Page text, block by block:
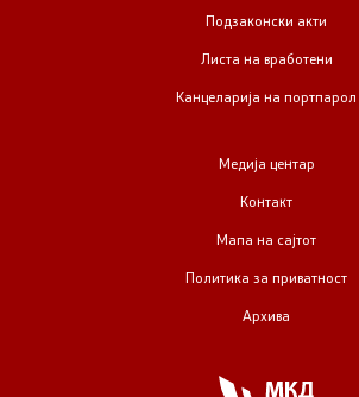
Со еден клик до сите услуги
Подзаконски акти
Листа на вработени
Канцеларија на портпарол
Медија центар
Контакт
Мапа на сајтот
Политика за приватност
Архива